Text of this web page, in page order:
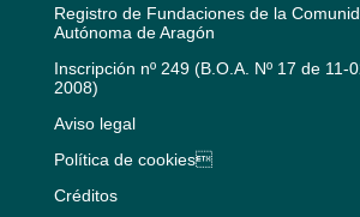
Registro de Fundaciones de la
Autónoma de Aragón
Inscripción nº 249 (B.O.A. Nº 17 de 11-
2008)
Aviso legal
Política de cookies
Créditos